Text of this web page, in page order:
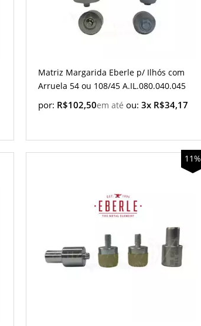
Matriz Margarida Eberle p/ Ilhós com
Arruela 54 ou 108/45 A.IL.080.040.045
por: R$102,50 ou: 3x R$34,17
11%